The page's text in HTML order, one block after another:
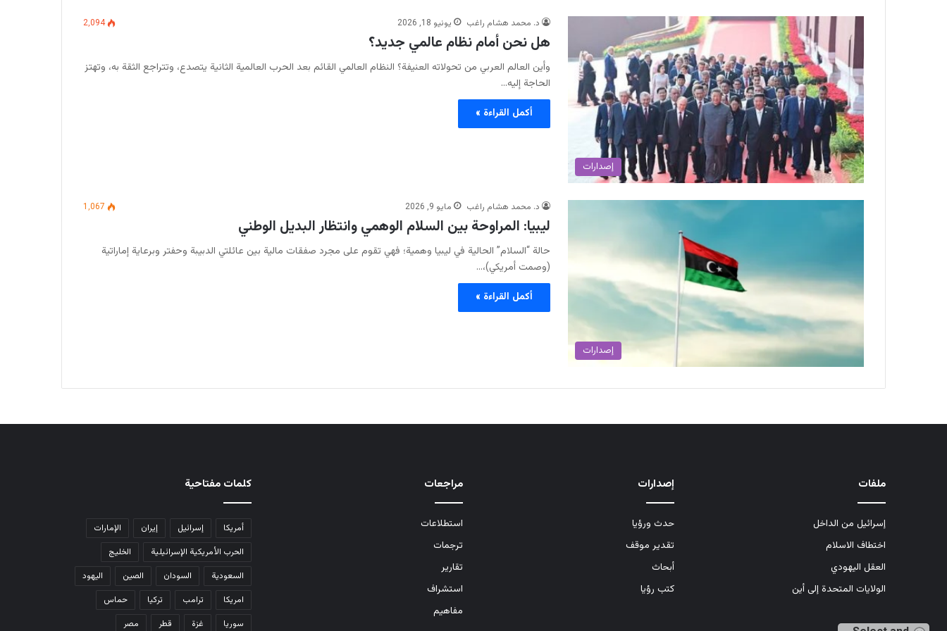
إصدارات
د. محمد هشام راغب يونيو 18, 2026 2٬094
هل نحن أمام نظام عالمي جديد؟
وأين العالم العربي من تحولاته العنيفة؟ النظام العالمي القائم بعد الحرب العالمية الثانية يتصدع، وتتراجع الثقة به، وتهتز
الحاجة إليه…
أكمل القراءة »
إصدارات
د. محمد هشام راغب مايو 9, 2026 1٬067
ليبيا: المراوحة بين السلام الوهمي وانتظار البديل الوطني
حالة “السلام” الحالية في ليبيا وهمية؛ فهي تقوم على مجرد صفقات مالية بين عائلتي الدبيبة وحفتر وبرعاية إماراتية
(وصمت أمريكي)،…
أكمل القراءة »
ملفات
إسرائيل من الداخل
اختطاف الاسلام
العقل اليهودي
الولايات المتحدة إلى أين
إصدارات
حدث ورؤيا
تقدير موقف
أبحاث
كتب رؤيا
مراجعات
استطلاعات
ترجمات
تقارير
استشراف
مفاهيم
كلمات مفتاحية
أمريكا إسرائيل إيران
الإمارات
الحرب الأمريكية الإسرائيلية
الخليج
السعودية
السودان الصين
اليهود
امريكا
ترامب تركيا
حماس
سوريا
غزة قطر مصر